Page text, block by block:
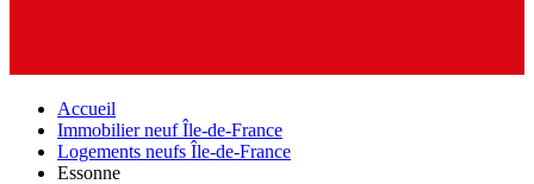
Accueil
Immobilier neuf Île-de-France
Logements neufs Île-de-France
Essonne